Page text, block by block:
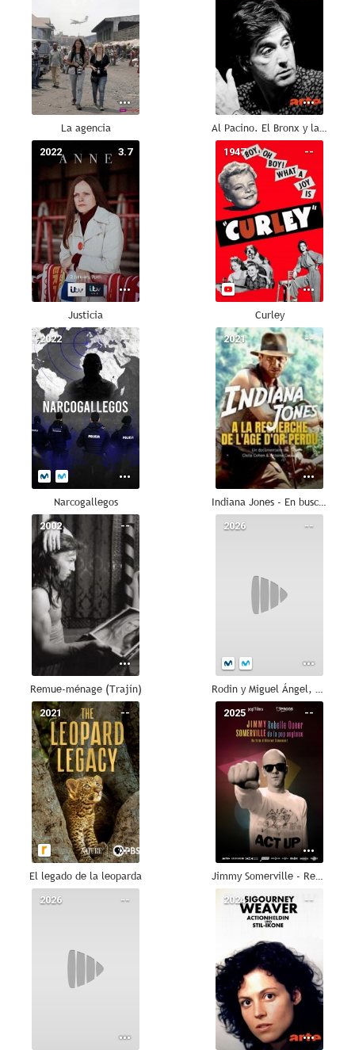
La agencia Al Pacino. El Bronx y la furia
3.7
2022
Justicia
--
1947
Curley
--
2022
Narcogallegos
--
2021
Indiana Jones - En busca de la saga perdida
--
2002
Remue-ménage (Trajín)
--
2026
Rodin y Miguel Ángel, el canto de las estatuas
--
2021
El legado de la leoparda
--
2025
Jimmy Somerville - Rebelle queer de la pop anglaise
--
2026 --
2024